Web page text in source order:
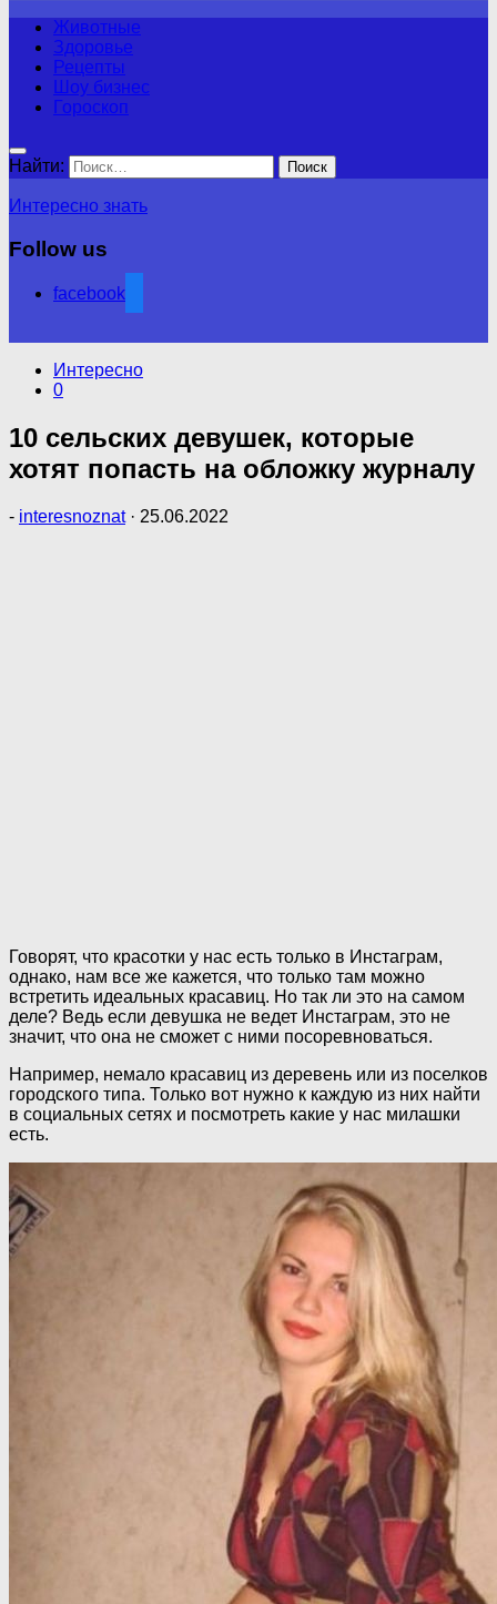
Животные
Здоровье
Рецепты
Шоу бизнес
Гороскоп
Найти:
Интересно знать
Follow us
facebook
Интересно
0
10 сельских девушек, которые
хотят попасть на обложку журналу
- interesnoznat · 25.06.2022
Говорят, что красотки у нас есть только в Инстаграм,
однако, нам все же кажется, что только там можно
встретить идеальных красавиц. Но так ли это на самом
деле? Ведь если девушка не ведет Инстаграм, это не
значит, что она не сможет с ними посоревноваться.
Например, немало красавиц из деревень или из поселков
городского типа. Только вот нужно к каждую из них найти
в социальных сетях и посмотреть какие у нас милашки
есть.